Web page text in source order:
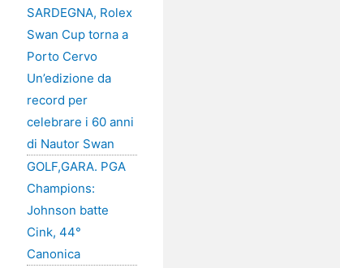
SARDEGNA, Rolex
Swan Cup torna a
Porto Cervo
Un’edizione da
record per
celebrare i 60 anni
di Nautor Swan
GOLF,GARA. PGA
Champions:
Johnson batte
Cink, 44°
Canonica